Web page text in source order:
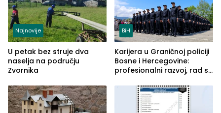
Najnovije
U petak bez struje dva
naselja na području
Zvornika
BiH
Karijera u Graničnoj policiji
Bosne i Hercegovine:
profesionalni razvoj, rad sa
služba građanima